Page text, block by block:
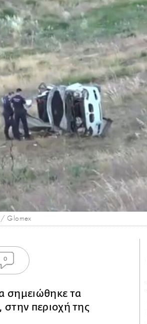
/ Glomex
0
σημειώθηκε τα
περιοχή της